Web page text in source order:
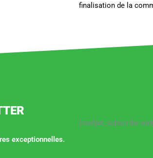
finalisation de la
exceptionnelles.
[mailjet_subscribe